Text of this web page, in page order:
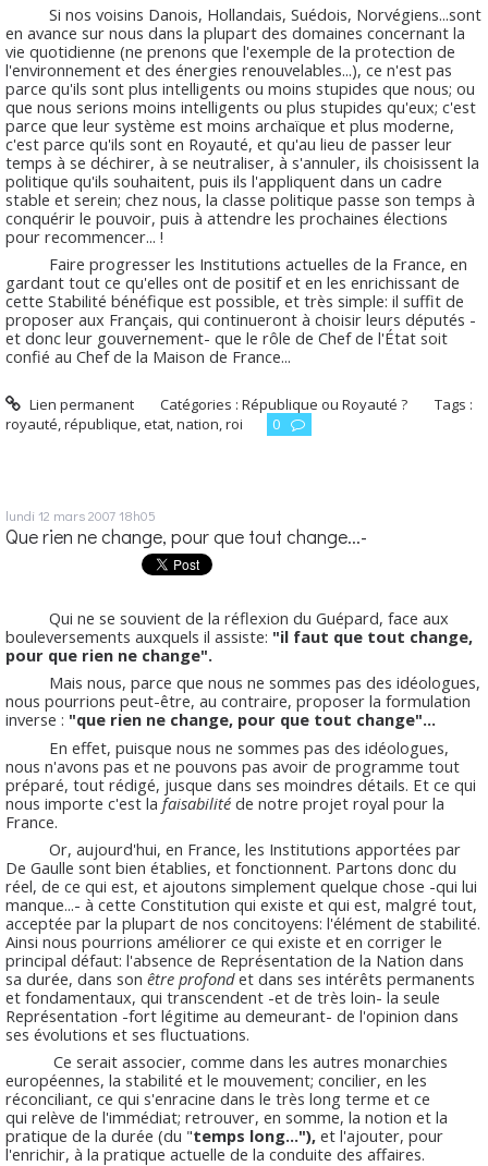
Si nos voisins Danois, Hollandais, Suédois, Norvégiens...sont
en avance sur nous dans la plupart des domaines concernant la
vie quotidienne (ne prenons que l'exemple de la protection de
l'environnement et des énergies renouvelables...), ce n'est pas
parce qu'ils sont plus intelligents ou moins stupides que nous; ou
que nous serions moins intelligents ou plus stupides qu'eux; c'est
parce que leur système est moins archaïque et plus moderne,
c'est parce qu'ils sont en Royauté, et qu'au lieu de passer leur
temps à se déchirer, à se neutraliser, à s'annuler, ils choisissent la
politique qu'ils souhaitent, puis ils l'appliquent dans un cadre
stable et serein; chez nous, la classe politique passe son temps à
conquérir le pouvoir, puis à attendre les prochaines élections
pour recommencer... !
Faire progresser les Institutions actuelles de la France, en
gardant tout ce qu'elles ont de positif et en les enrichissant de
cette Stabilité bénéfique est possible, et très simple: il suffit de
proposer aux Français, qui continueront à choisir leurs députés -
et donc leur gouvernement- que le rôle de Chef de l'État soit
confié au Chef de la Maison de France...
Lien permanent Catégories :République ou Royauté ?
Tags :
royauté,république,etat,nation,roi 0
lundi 12 mars 200718h05
Que rien ne change, pour que tout change...-
Qui ne se souvient de la réflexion du Guépard, face aux
bouleversements auxquels il assiste: "il faut que tout change,
pour que rien ne change".
Mais nous, parce que nous ne sommes pas des idéologues,
nous pourrions peut-être, au contraire, proposer la formulation
inverse : "que rien ne change, pour que tout change"...
En effet, puisque nous ne sommes pas des idéologues,
nous n'avons pas et ne pouvons pas avoir de programme tout
préparé, tout rédigé, jusque dans ses moindres détails. Et ce qui
nous importe c'est la faisabilité de notre projet royal pour la
France.
Or, aujourd'hui, en France, les Institutions apportées par
De Gaulle sont bien établies, et fonctionnent. Partons donc du
réel, de ce qui est, et ajoutons simplement quelque chose -qui lui
manque...- à cette Constitution qui existe et qui est, malgré tout,
acceptée par la plupart de nos concitoyens: l'élément de stabilité.
Ainsi nous pourrions améliorer ce qui existe et en corriger le
principal défaut: l'absence de Représentation de la Nation dans
sa durée, dans son être profondet dans ses intérêts permanents
et fondamentaux, qui transcendent -et de très loin- la seule
Représentation -fort légitime au demeurant- de l'opinion dans
ses évolutions et ses fluctuations.
Ce serait associer, comme dans les autres monarchies
européennes, la stabilité et le mouvement; concilier, en les
réconciliant, ce qui s'enracine dans le très long terme et ce
qui relève de l'immédiat; retrouver, en somme, la notion et la
pratique de la durée (du "temps long..."), et l'ajouter, pour
l'enrichir, à la pratique actuelle de la conduite des affaires.